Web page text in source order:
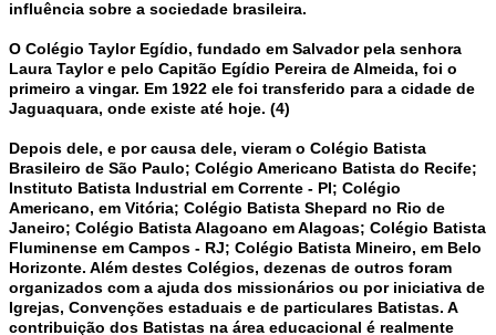
influência sobre a sociedade brasileira.
O Colégio Taylor Egídio, fundado em Salvador pela senhora
Laura Taylor e pelo Capitão Egídio Pereira de Almeida, foi o
primeiro a vingar. Em 1922 ele foi transferido para a cidade de
Jaguaquara, onde existe até hoje. (4)
Depois dele, e por causa dele, vieram o Colégio Batista
Brasileiro de São Paulo; Colégio Americano Batista do Recife;
Instituto Batista Industrial em Corrente - PI; Colégio
Americano, em Vitória; Colégio Batista Shepard no Rio de
Janeiro; Colégio Batista Alagoano em Alagoas; Colégio Batista
Fluminense em Campos - RJ; Colégio Batista Mineiro, em Belo
Horizonte. Além destes Colégios, dezenas de outros foram
organizados com a ajuda dos missionários ou por iniciativa de
Igrejas, Convenções estaduais e de particulares Batistas. A
contribuição dos Batistas na área educacional é realmente